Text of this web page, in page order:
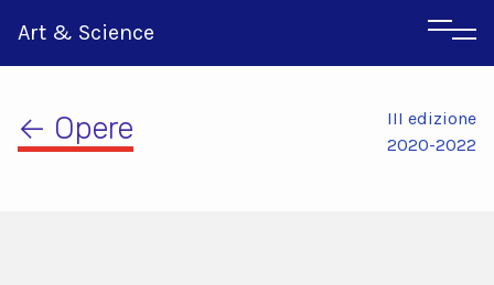
Art & Science
← Opere
III edizione
2020-2022